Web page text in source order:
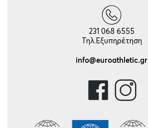
231 068 6555
Τηλ.Εξυπηρέτηση
info@euroathletic.gr